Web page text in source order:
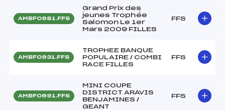
AMBF0981.FFS
Grand Prix des
jeunes Trophée
Salomon Le 1er
Mars 2009 FILLES
FFS
AMBF0931.FFS
TROPHEE BANQUE
POPULAIRE / COMBI
RACE FILLES
FFS
AMBF0691.FFS
MINI COUPE
DISTRICT ARAVIS
BENJAMINES /
GEANT
FFS